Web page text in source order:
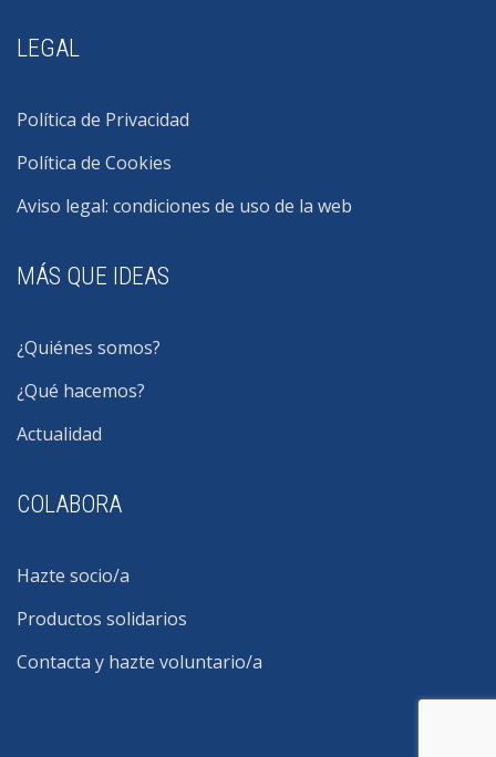
LEGAL
Política de Privacidad
Política de Cookies
Aviso legal: condiciones de uso de la web
MÁS QUE IDEAS
¿Quiénes somos?
¿Qué hacemos?
Actualidad
COLABORA
Hazte socio/a
Productos solidarios
Contacta y hazte voluntario/a